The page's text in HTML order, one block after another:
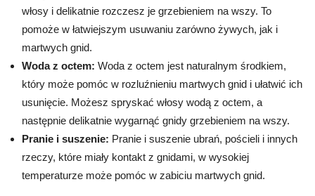
włosy i delikatnie rozczesz je grzebieniem na wszy. To
pomoże w łatwiejszym usuwaniu zarówno żywych, jak i
martwych gnid.
Woda z octem: Woda z octem jest naturalnym środkiem,
który może pomóc w rozluźnieniu martwych gnid i ułatwić ich
usunięcie. Możesz spryskać włosy wodą z octem, a
następnie delikatnie wygarnąć gnidy grzebieniem na wszy.
Pranie i suszenie: Pranie i suszenie ubrań, pościeli i innych
rzeczy, które miały kontakt z gnidami, w wysokiej
temperaturze może pomóc w zabiciu martwych gnid.